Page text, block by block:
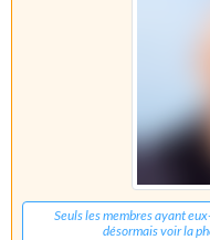
Seuls les membres ayant
désormais voir la